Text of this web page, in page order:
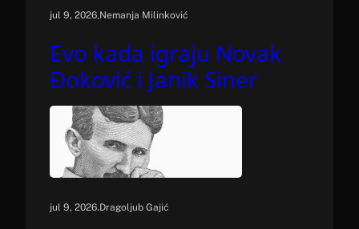
jul 9, 2026.Nemanja Milinković
Evo kada igraju Novak
Đoković i Janik Siner
jul 9, 2026.Dragoljub Gajić